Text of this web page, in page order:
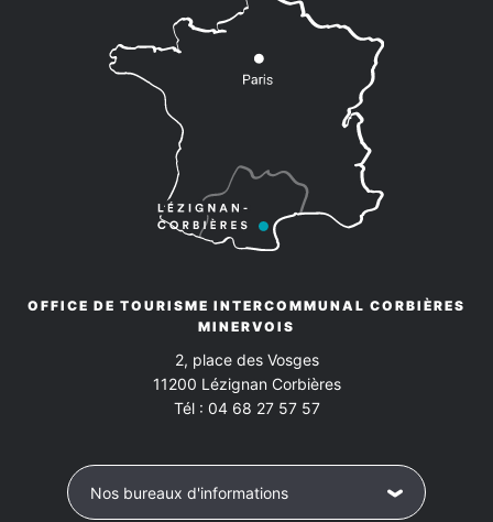
OFFICE DE TOURISME INTERCOMMUNAL CORBIÈRES
MINERVOIS
2, place des Vosges
11200 Lézignan Corbières
Tél : 04 68 27 57 57
Nos bureaux d'informations